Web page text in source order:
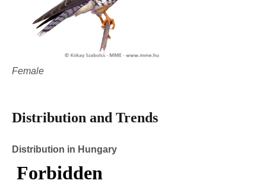
Female
Distribution and Trends
Distribution in Hungary